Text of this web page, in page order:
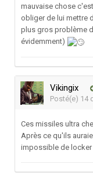
mauvaise chose
obliger de lui mettre
plus gros problème
évidemment)
Vikingix
Posté(e) 14
Ces missiles ultra
Après ce qu'ils
impossible de locker